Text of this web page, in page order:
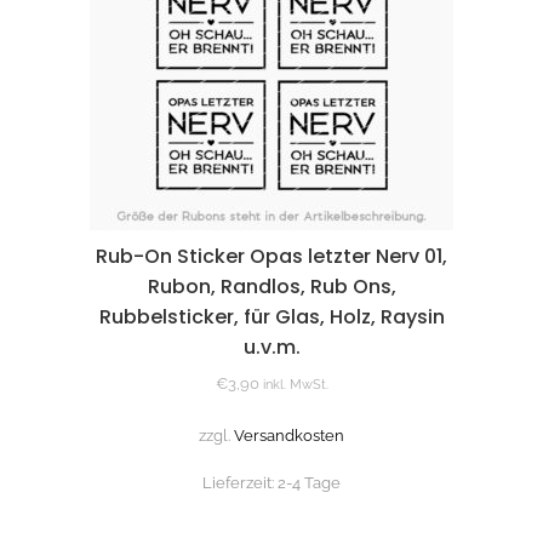
Rub-On Sticker Opas letzter Nerv 01,
Rubon, Randlos, Rub Ons,
Rubbelsticker, für Glas, Holz, Raysin
u.v.m.
€3,90 inkl. MwSt.
zzgl. Versandkosten
Lieferzeit: 2-4 Tage